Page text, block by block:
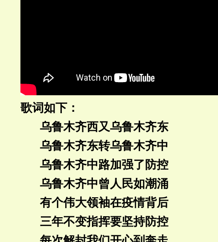
歌词如下：
乌鲁木齐西又乌鲁木齐东
乌鲁木齐东转乌鲁木齐中
乌鲁木齐中路加强了防控
乌鲁木齐中曾人民如潮涌
有个伟大领袖在疫情背后
三年不变指挥要坚持防控